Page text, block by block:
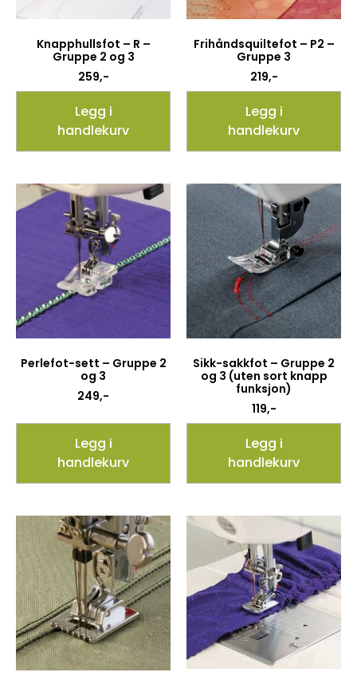
Knapphullsfot – R –
Gruppe 2 og 3
259,-
Legg i
handlekurv
Frihåndsquiltefot – P2 –
Gruppe 3
219,-
Legg i
handlekurv
Perlefot-sett – Gruppe 2
og 3
249,-
Legg i
handlekurv
Sikk-sakkfot – Gruppe 2
og 3 (uten sort knapp
funksjon)
119,-
Legg i
handlekurv